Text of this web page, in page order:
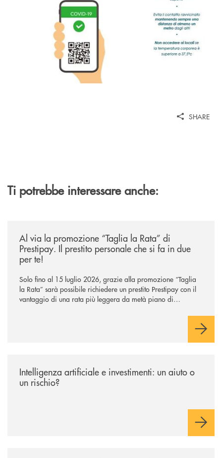
SHARE
Ti potrebbe interessare anche:
Al via la promozione “Taglia la Rata” di
Prestipay. Il prestito personale che si fa in due
per te!
Solo fino al 15 luglio 2026, grazie alla promozione “Taglia
la Rata” sarà possibile richiedere un prestito Prestipay con il
vantaggio di una rata più leggera da metà piano di
Intelligenza artificiale e investimenti: un aiuto o
un rischio?